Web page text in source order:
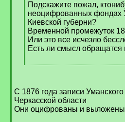
Подскажите пожал,
неоцифрованных фондах
Киевской губерни?
Временной промежуток
Или это все исчезло
Есть ли смысл обращатся
[
]
С 1876 года записи
Черкасской области
Они оцифрованы и